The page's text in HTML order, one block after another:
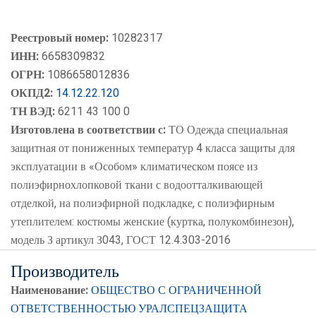
10282317
Реестровый номер: 10282317
ИНН:6658309832
ОГРН: 1086658012836
ОКПД2: 14.12.22.120
ТН ВЭД:6211 43 100 0
Изготовлена в соответствии с:ТО Одежда специальная
защитная от пониженных температур 4 класса защиты для
эксплуатации в «Особом» климатическом поясе из
полиэфирнохлопковой ткани с водоотталкивающей
отделкой, на полиэфирной подкладке, с полиэфирным
утеплителем: костюмы женские (куртка, полукомбинезон),
модель З артикул З043, ГОСТ 12.4.303-2016
Производитель
Наименование:ОБЩЕСТВО С ОГРАНИЧЕННОЙ
ОТВЕТСТВЕННОСТЬЮ УРАЛСПЕЦЗАЩИТА